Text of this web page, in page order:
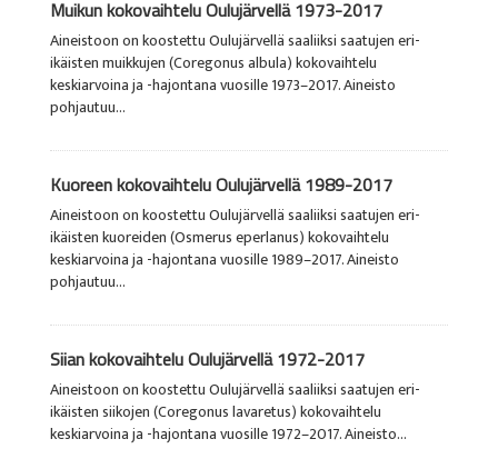
Muikun kokovaihtelu Oulujärvellä 1973-2017
Aineistoon on koostettu Oulujärvellä saaliiksi saatujen eri-
ikäisten muikkujen (Coregonus albula) kokovaihtelu
keskiarvoina ja -hajontana vuosille 1973–2017. Aineisto
pohjautuu...
Kuoreen kokovaihtelu Oulujärvellä 1989-2017
Aineistoon on koostettu Oulujärvellä saaliiksi saatujen eri-
ikäisten kuoreiden (Osmerus eperlanus) kokovaihtelu
keskiarvoina ja -hajontana vuosille 1989–2017. Aineisto
pohjautuu...
Siian kokovaihtelu Oulujärvellä 1972-2017
Aineistoon on koostettu Oulujärvellä saaliiksi saatujen eri-
ikäisten siikojen (Coregonus lavaretus) kokovaihtelu
keskiarvoina ja -hajontana vuosille 1972–2017. Aineisto...